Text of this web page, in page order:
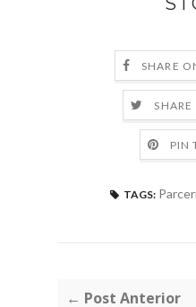
SHARE
PIN
TAGS:
← Post Anterior